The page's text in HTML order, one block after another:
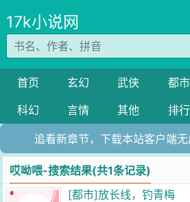
17k小说网
首页 玄幻 武侠 都市
科幻
言情 其他 排行
追看新章节，下载本站客户端
哎呦喂-搜索结果(共1条记录)
[都市]放长线，钓青梅